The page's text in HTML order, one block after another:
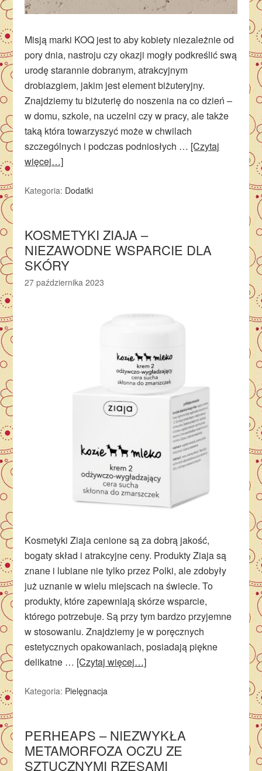
Misją marki KOQ jest to aby kobiety niezależnie od
pory dnia, nastroju czy okazji mogły podkreślić swą
urodę starannie dobranym, atrakcyjnym
drobiazgiem, jakim jest element biżuteryjny.
Znajdziemy tu biżuterię do noszenia na co dzień –
w domu, szkole, na uczelni czy w pracy, ale także
taką która towarzyszyć może w chwilach
szczególnych i podczas podniosłych … [Czytaj
więcej…]
Kategoria: Dodatki
KOSMETYKI ZIAJA –
NIEZAWODNE WSPARCIE DLA
SKÓRY
27 października 2023
Kosmetyki Ziaja cenione są za dobrą jakość,
bogaty skład i atrakcyjne ceny. Produkty Ziaja są
znane i lubiane nie tylko przez Polki, ale zdobyły
już uznanie w wielu miejscach na świecie. To
produkty, które zapewniają skórze wsparcie,
którego potrzebuje. Są przy tym bardzo przyjemne
w stosowaniu. Znajdziemy je w poręcznych
estetycznych opakowaniach, posiadają piękne
delikatne … [Czytaj więcej…]
Kategoria: Pielęgnacja
PERHEAPS – NIEZWYKŁA
METAMORFOZA OCZU ZE
SZTUCZNYMI RZĘSAMI